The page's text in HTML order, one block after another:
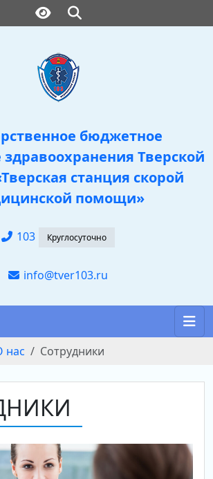
бюджетное
Тверской
станция скорой
помощи»
103
info@tver103.ru
нас Сотрудники